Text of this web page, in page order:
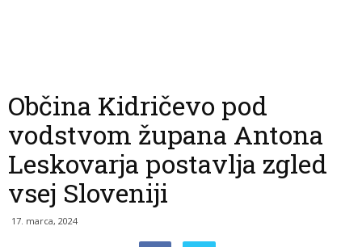
Občina Kidričevo pod
vodstvom župana Antona
Leskovarja postavlja zgled
vsej Sloveniji
17. marca, 2024